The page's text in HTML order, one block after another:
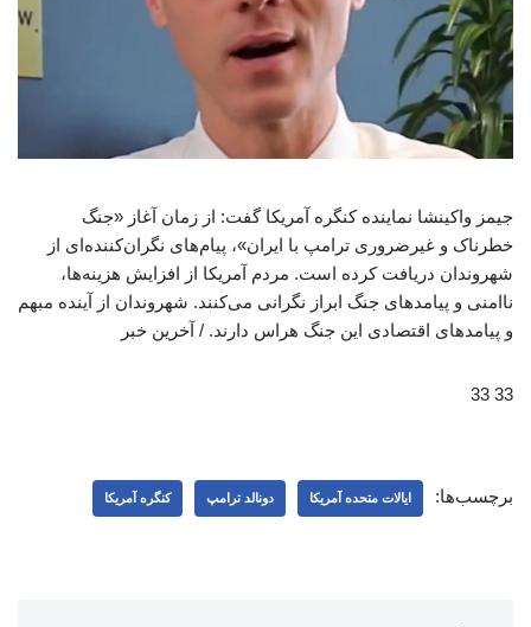
جیمز واکینشا نماینده کنگره آمریکا گفت: از زمان آغاز «جنگ
خطرناک و غیرضروری ترامپ با ایران»، پیام‌های نگران‌کننده‌ای از
شهروندان دریافت کرده است. مردم آمریکا از افزایش هزینه‌ها،
ناامنی و پیامدهای جنگ ابراز نگرانی می‌کنند. شهروندان از آینده مبهم
و پیامدهای اقتصادی این جنگ هراس دارند. / آخرین خبر
33 33
برچسب‌ها: ایالات متحده آمریکا دونالد ترامپ کنگره آمریکا